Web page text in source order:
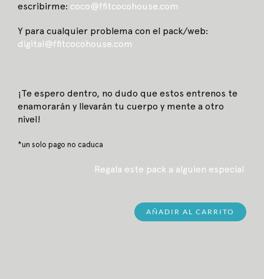
escribirme: coco@ffitcocohouse.com
Y para cualquier problema con el pack/web:
digital@ffitcocohouse.com
¡Te espero dentro, no dudo que estos entrenos te
enamorarán y llevarán tu cuerpo y mente a otro
nivel!
*un solo pago no caduca
Regala este pack a alguien especial
AÑADIR AL CARRITO